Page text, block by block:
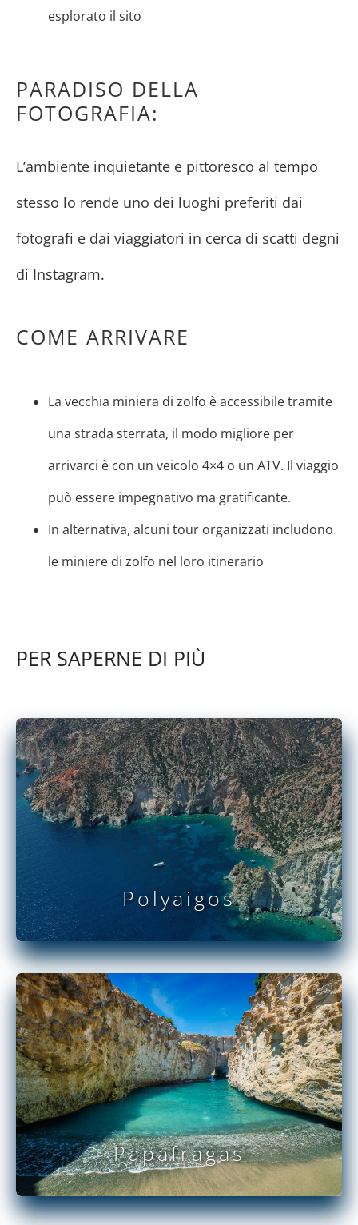
esplorato il sito
PARADISO DELLA
FOTOGRAFIA:
L’ambiente inquietante e pittoresco al tempo
stesso lo rende uno dei luoghi preferiti dai
fotografi e dai viaggiatori in cerca di scatti degni
di Instagram.
COME ARRIVARE
La vecchia miniera di zolfo è accessibile tramite
una strada sterrata, il modo migliore per
arrivarci è con un veicolo 4×4 o un ATV. Il viaggio
può essere impegnativo ma gratificante.
In alternativa, alcuni tour organizzati includono
le miniere di zolfo nel loro itinerario
PER SAPERNE DI PIÙ
Polyaigos
PER SAPERNE DI PIÙ
Papafragas
PER SAPERNE DI PIÙ